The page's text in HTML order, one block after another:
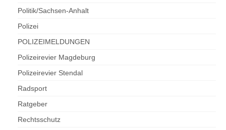
Politik/Sachsen-Anhalt
Polizei
POLIZEIMELDUNGEN
Polizeirevier Magdeburg
Polizeirevier Stendal
Radsport
Ratgeber
Rechtsschutz